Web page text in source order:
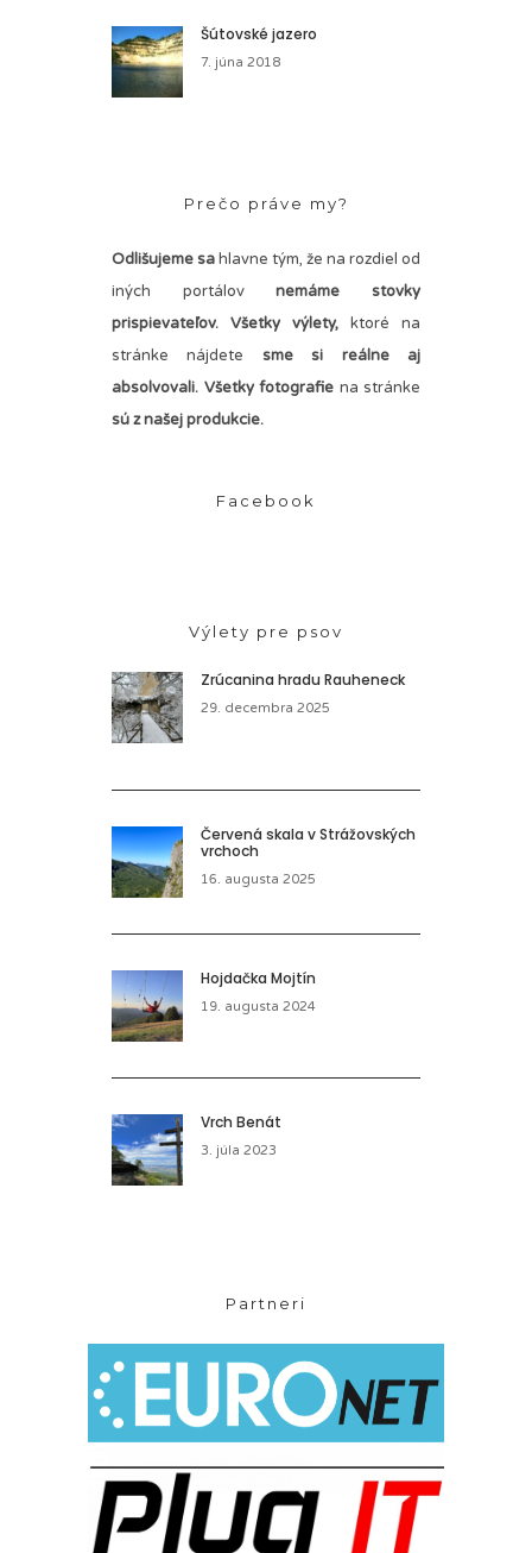
Šútovské jazero
7. júna 2018
Prečo práve my?
Odlišujeme sahlavne tým, že na rozdiel od
iných portálovnemáme stovky
prispievateľov. Všetky výlety, ktoré na
stránke nájdete sme si reálne aj
absolvovali. Všetky fotografie na stránke
sú z našej produkcie.
Facebook
Výlety pre psov
Zrúcanina hradu Rauheneck
29. decembra 2025
Červená skala v Strážovských
vrchoch
16. augusta 2025
Hojdačka Mojtín
19. augusta 2024
Vrch Benát
3. júla 2023
Partneri